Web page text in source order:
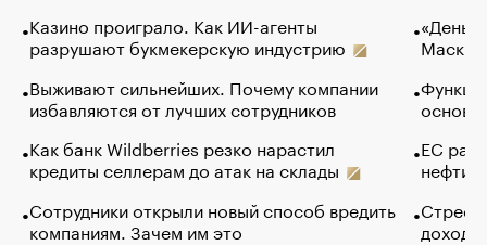
Казино проиграло. Как ИИ-агенты
разрушают букмекерскую индустрию
Выживают сильнейших. Почему компании
избавляются от лучших сотрудников
Как банк Wildberries резко нарастил
кредиты селлерам до атак на склады
Сотрудники открыли новый способ вредить
компаниям. Зачем им это
Маск в
основ
ЕС
нефти